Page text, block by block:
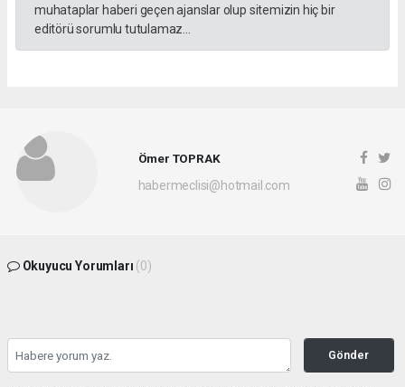
muhataplar haberi geçen ajanslar olup sitemizin hiç bir
editörü sorumlu tutulamaz...
Ömer TOPRAK
habermeclisi@hotmail.com
Okuyucu Yorumları (0)
Gönder